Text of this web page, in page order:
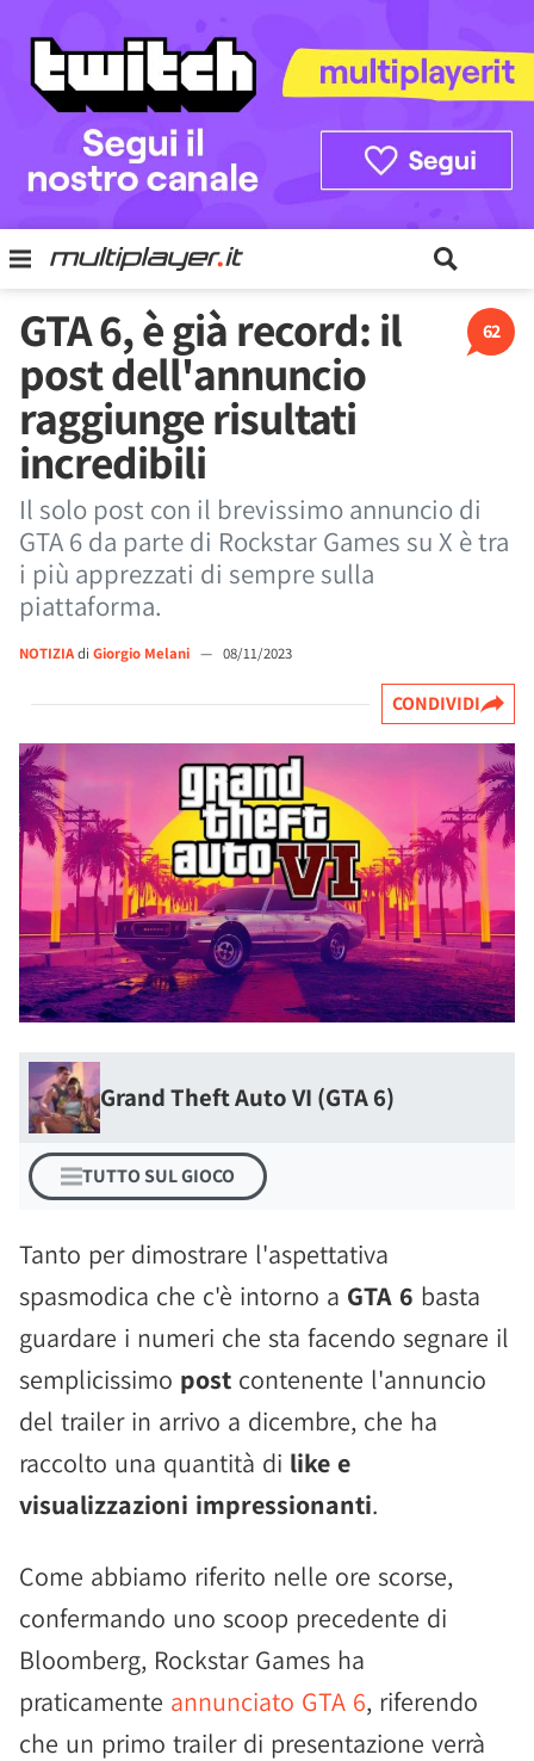
62
GTA 6, è già record: il
post dell'annuncio
raggiunge risultati
incredibili
Il solo post con il brevissimo annuncio di
GTA 6 da parte di Rockstar Games su X è tra
i più apprezzati di sempre sulla
piattaforma.
NOTIZIAdi Giorgio Melani — 08/11/2023
CONDIVIDI
Grand Theft Auto VI (GTA 6)
TUTTO SUL GIOCO
Tanto per dimostrare l'aspettativa
spasmodica che c'è intorno a GTA 6 basta
guardare i numeri che sta facendo segnare il
semplicissimo post contenente l'annuncio
del trailer in arrivo a dicembre, che ha
raccolto una quantità di like e
visualizzazioni impressionanti.
Come abbiamo riferito nelle ore scorse,
confermando uno scoop precedente di
Bloomberg, Rockstar Games ha
praticamente annunciato GTA 6, riferendo
che un primo trailer di presentazione verrà